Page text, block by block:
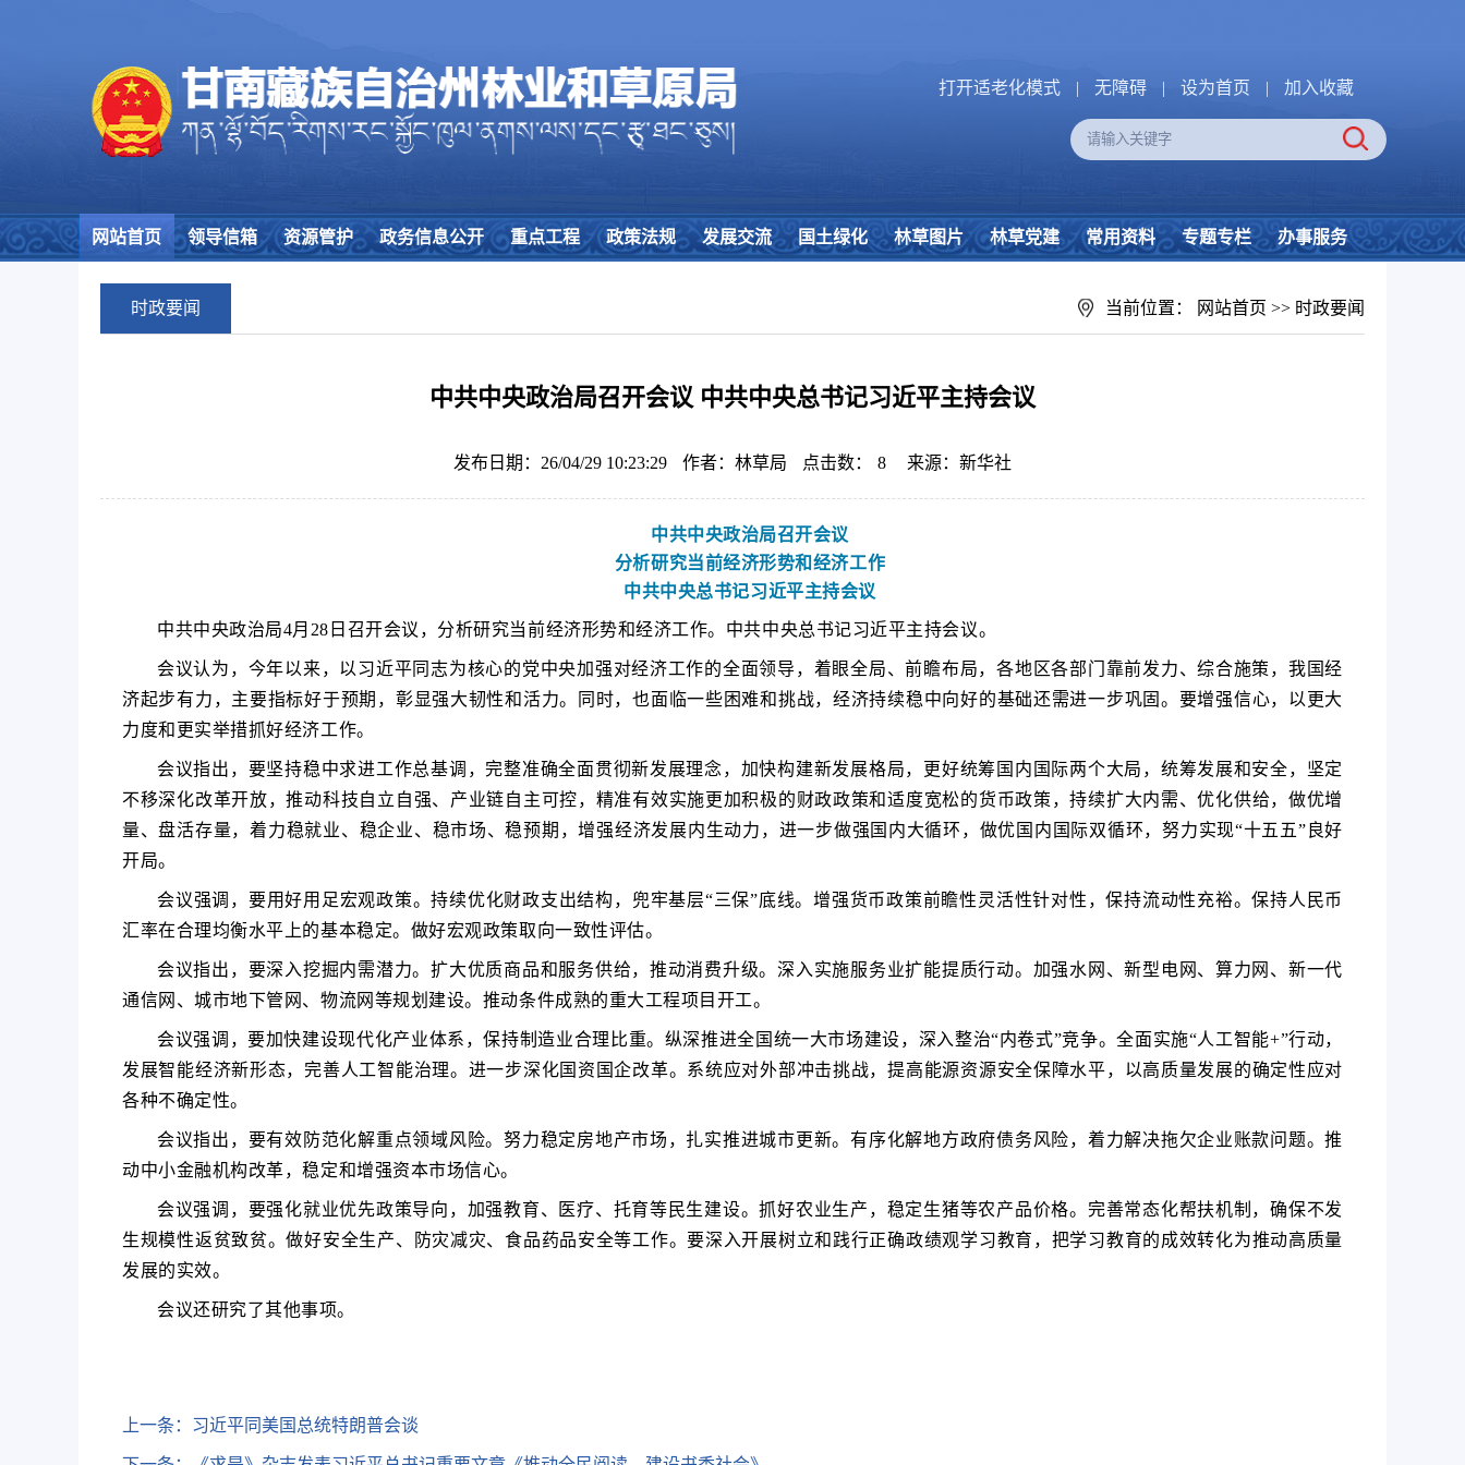
打开适老化模式 | 无障碍 | 设为首页 | 加入收藏
网站首页 领导信箱 资源管护 政务信息公开 重点工程 政策法规 发展交流 国土绿化 林草图片 林草党建 常用资料 专题专栏 办事服务
时政要闻 当前位置： 网站首页 >> 时政要闻
中共中央政治局召开会议 中共中央总书记习近平主持会议
发布日期：26/04/29 10:23:29 作者：林草局 点击数： 8 来源：新华社
中共中央政治局召开会议
分析研究当前经济形势和经济工作
中共中央总书记习近平主持会议
中共中央政治局4月28日召开会议，分析研究当前经济形势和经济工作。中共中央总书记习近平主持会议。
会议认为，今年以来，以习近平同志为核心的党中央加强对经济工作的全面领导，着眼全局、前瞻布局，各地区各部门靠前发力、综合施策，我国经
济起步有力，主要指标好于预期，彰显强大韧性和活力。同时，也面临一些困难和挑战，经济持续稳中向好的基础还需进一步巩固。要增强信心，以更大
力度和更实举措抓好经济工作。
会议指出，要坚持稳中求进工作总基调，完整准确全面贯彻新发展理念，加快构建新发展格局，更好统筹国内国际两个大局，统筹发展和安全，坚定
不移深化改革开放，推动科技自立自强、产业链自主可控，精准有效实施更加积极的财政政策和适度宽松的货币政策，持续扩大内需、优化供给，做优增
量、盘活存量，着力稳就业、稳企业、稳市场、稳预期，增强经济发展内生动力，进一步做强国内大循环，做优国内国际双循环，努力实现“十五五”良好
开局。
会议强调，要用好用足宏观政策。持续优化财政支出结构，兜牢基层“三保”底线。增强货币政策前瞻性灵活性针对性，保持流动性充裕。保持人民币
汇率在合理均衡水平上的基本稳定。做好宏观政策取向一致性评估。
会议指出，要深入挖掘内需潜力。扩大优质商品和服务供给，推动消费升级。深入实施服务业扩能提质行动。加强水网、新型电网、算力网、新一代
通信网、城市地下管网、物流网等规划建设。推动条件成熟的重大工程项目开工。
会议强调，要加快建设现代化产业体系，保持制造业合理比重。纵深推进全国统一大市场建设，深入整治“内卷式”竞争。全面实施“人工智能+”行动，
发展智能经济新形态，完善人工智能治理。进一步深化国资国企改革。系统应对外部冲击挑战，提高能源资源安全保障水平，以高质量发展的确定性应对
各种不确定性。
会议指出，要有效防范化解重点领域风险。努力稳定房地产市场，扎实推进城市更新。有序化解地方政府债务风险，着力解决拖欠企业账款问题。推
动中小金融机构改革，稳定和增强资本市场信心。
会议强调，要强化就业优先政策导向，加强教育、医疗、托育等民生建设。抓好农业生产，稳定生猪等农产品价格。完善常态化帮扶机制，确保不发
生规模性返贫致贫。做好安全生产、防灾减灾、食品药品安全等工作。要深入开展树立和践行正确政绩观学习教育，把学习教育的成效转化为推动高质量
发展的实效。
会议还研究了其他事项。
上一条： 习近平同美国总统特朗普会谈